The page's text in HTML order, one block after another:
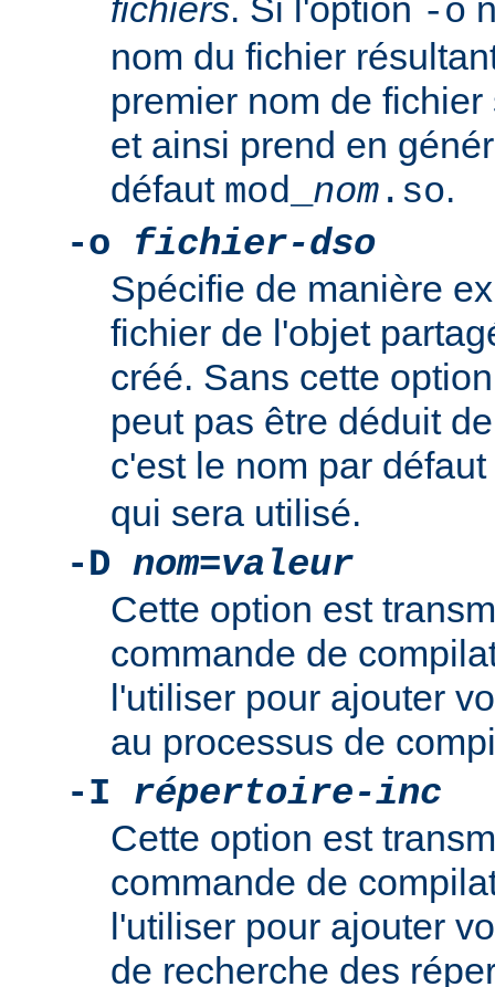
fichiers. Si l'option -o
nom du fichier
premier nom de
et ainsi prend en
défaut mod_ nom .so.
-o fichier-dso
Spécifie de manière
fichier de l'objet
créé. Sans cette
peut pas être déduit
c'est le nom par défaut
qui sera utilisé.
-D nom=valeur
Cette option est
commande de
l'utiliser pour ajouter
au processus de
-I répertoire-inc
Cette option est
commande de
l'utiliser pour ajouter
de recherche des